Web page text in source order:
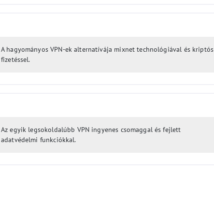
A hagyományos VPN-ek alternatívája mixnet technológiával és kriptós
fizetéssel.
Az egyik legsokoldalúbb VPN ingyenes csomaggal és fejlett
adatvédelmi funkciókkal.